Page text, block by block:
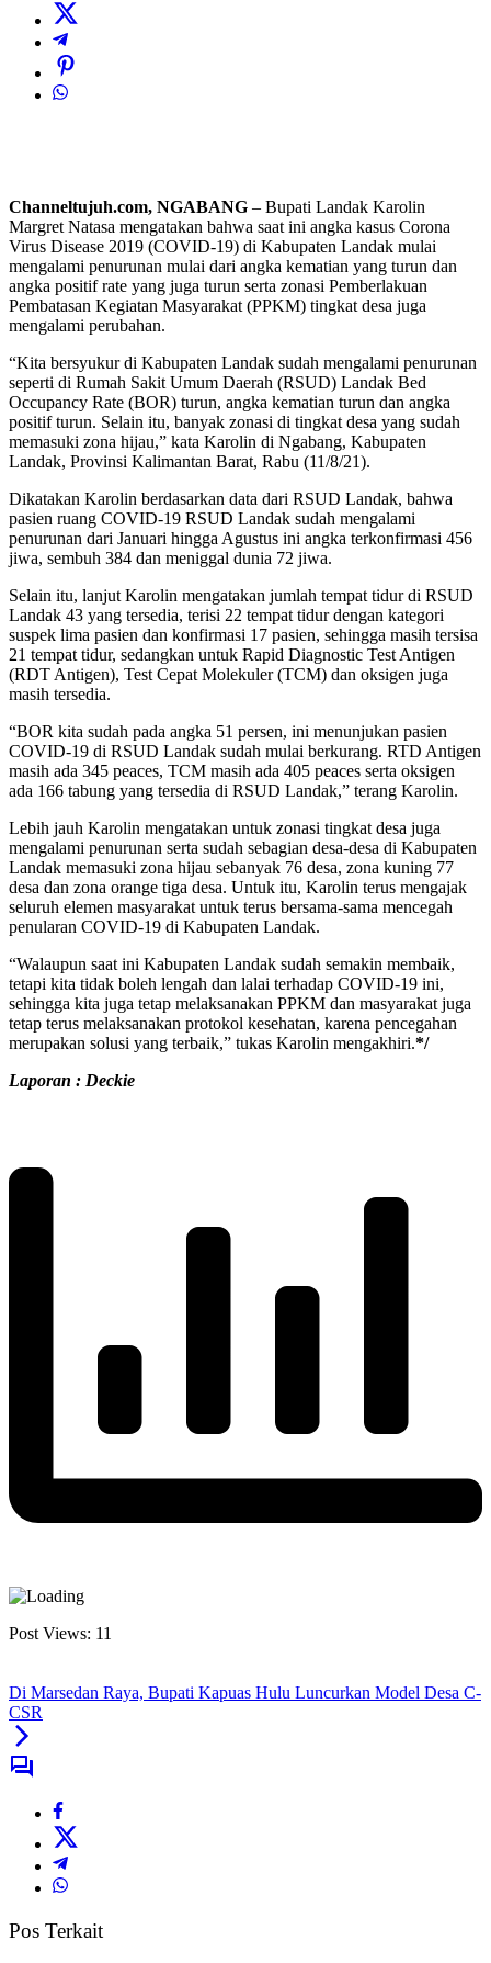
Channeltujuh.com, NGABANG – Bupati Landak Karolin
Margret Natasa mengatakan bahwa saat ini angka kasus Corona
Virus Disease 2019 (COVID-19) di Kabupaten Landak mulai
mengalami penurunan mulai dari angka kematian yang turun dan
angka positif rate yang juga turun serta zonasi Pemberlakuan
Pembatasan Kegiatan Masyarakat (PPKM) tingkat desa juga
mengalami perubahan.
“Kita bersyukur di Kabupaten Landak sudah mengalami penurunan
seperti di Rumah Sakit Umum Daerah (RSUD) Landak Bed
Occupancy Rate (BOR) turun, angka kematian turun dan angka
positif turun. Selain itu, banyak zonasi di tingkat desa yang sudah
memasuki zona hijau,” kata Karolin di Ngabang, Kabupaten
Landak, Provinsi Kalimantan Barat, Rabu (11/8/21).
Dikatakan Karolin berdasarkan data dari RSUD Landak, bahwa
pasien ruang COVID-19 RSUD Landak sudah mengalami
penurunan dari Januari hingga Agustus ini angka terkonfirmasi 456
jiwa, sembuh 384 dan meniggal dunia 72 jiwa.
Selain itu, lanjut Karolin mengatakan jumlah tempat tidur di RSUD
Landak 43 yang tersedia, terisi 22 tempat tidur dengan kategori
suspek lima pasien dan konfirmasi 17 pasien, sehingga masih tersisa
21 tempat tidur, sedangkan untuk Rapid Diagnostic Test Antigen
(RDT Antigen), Test Cepat Molekuler (TCM) dan oksigen juga
masih tersedia.
“BOR kita sudah pada angka 51 persen, ini menunjukan pasien
COVID-19 di RSUD Landak sudah mulai berkurang. RTD Antigen
masih ada 345 peaces, TCM masih ada 405 peaces serta oksigen
ada 166 tabung yang tersedia di RSUD Landak,” terang Karolin.
Lebih jauh Karolin mengatakan untuk zonasi tingkat desa juga
mengalami penurunan serta sudah sebagian desa-desa di Kabupaten
Landak memasuki zona hijau sebanyak 76 desa, zona kuning 77
desa dan zona orange tiga desa. Untuk itu, Karolin terus mengajak
seluruh elemen masyarakat untuk terus bersama-sama mencegah
penularan COVID-19 di Kabupaten Landak.
“Walaupun saat ini Kabupaten Landak sudah semakin membaik,
tetapi kita tidak boleh lengah dan lalai terhadap COVID-19 ini,
sehingga kita juga tetap melaksanakan PPKM dan masyarakat juga
tetap terus melaksanakan protokol kesehatan, karena pencegahan
merupakan solusi yang terbaik,” tukas Karolin mengakhiri.*/
Laporan : Deckie
Post Views: 11
Di Marsedan Raya, Bupati Kapuas Hulu Luncurkan Model Desa C-
CSR
Pos Terkait